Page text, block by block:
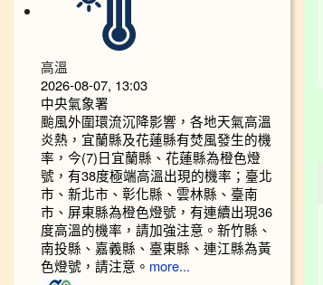
高溫
2026-08-07, 13:03
中央氣象署
颱風外圍環流沉降影響，各地天氣高溫
炎熱，宜蘭縣及花蓮縣有焚風發生的機
率，今(7)日宜蘭縣、花蓮縣為橙色燈
號，有38度極端高溫出現的機率；臺北
市、新北市、彰化縣、雲林縣、臺南
市、屏東縣為橙色燈號，有連續出現36
度高溫的機率，請加強注意。新竹縣、
南投縣、嘉義縣、臺東縣、連江縣為黃
色燈號，請注意。 more...